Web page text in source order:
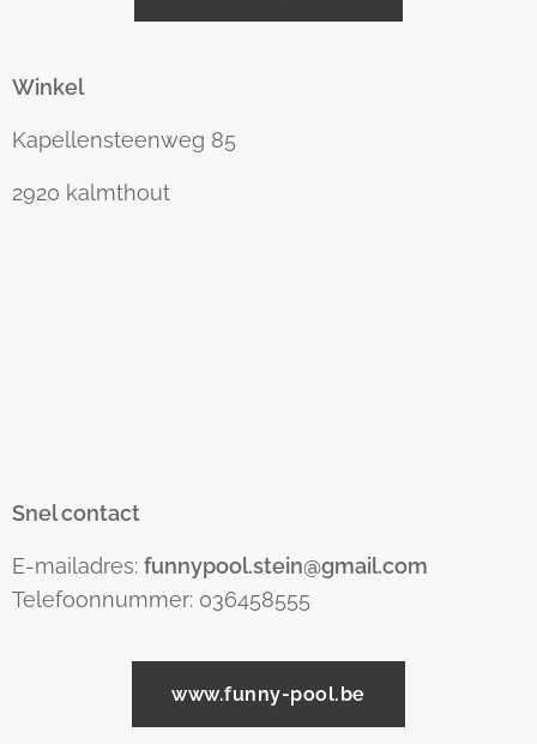
Winkel
Kapellensteenweg 85
2920 kalmthout
Snel contact
E-mailadres: funnypool.stein@gmail.com
Telefoonnummer: 036458555
www.funny-pool.be